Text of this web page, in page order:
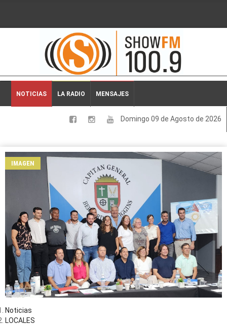
2026-08-09 06:01:05
NOTICIAS LA RADIO MENSAJES
Domingo 09 de Agosto de 2026
LOCALES
ESPECTACULOS
INTERNACIONALES
IMAGEN
Noticias
LOCALES